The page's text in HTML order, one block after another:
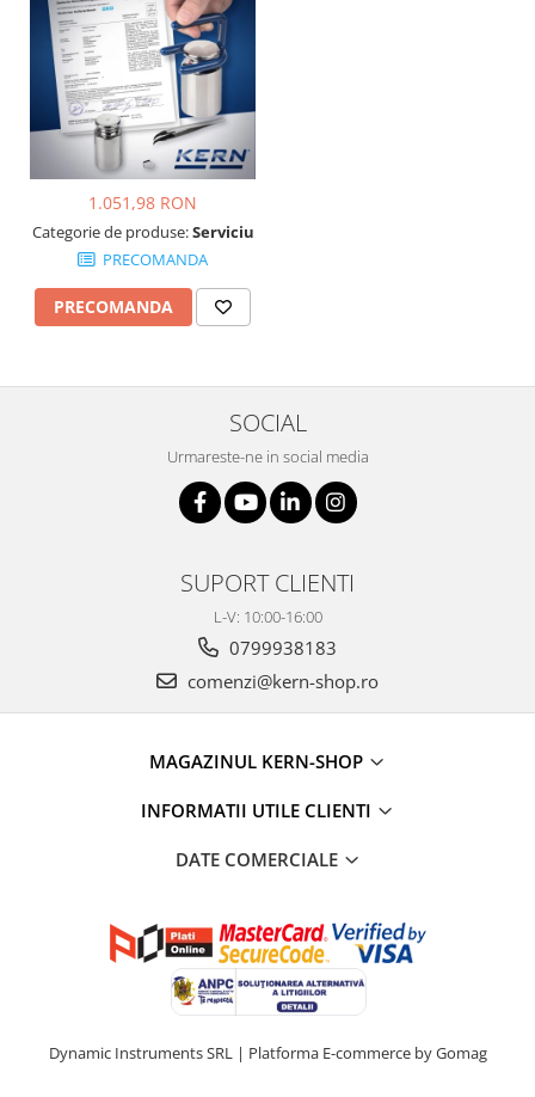
1.051,98 RON
Categorie de produse:Serviciu
PRECOMANDA
PRECOMANDA
SOCIAL
Urmareste-ne in social media
SUPORT CLIENTI
L-V: 10:00-16:00
0799938183
comenzi@kern-shop.ro
MAGAZINUL KERN-SHOP
INFORMATII UTILE CLIENTI
DATE COMERCIALE
Dynamic Instruments SRL | Platforma E-commerce by Gomag